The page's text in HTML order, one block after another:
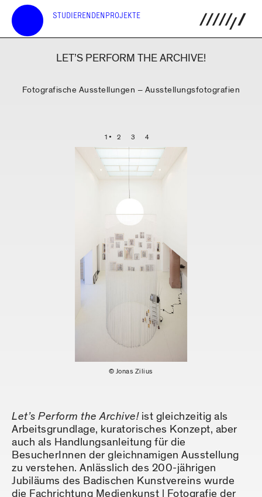
STUDIERENDENPROJEKTE
LET’S PERFORM THE ARCHIVE!
Fotografische Ausstellungen – Ausstellungsfotografien
1 2 3 4
© Jonas Zilius
Let’s Perform the Archive!ist gleichzeitig als
Arbeitsgrundlage, kuratorisches Konzept, aber
auch als Handlungsanleitung für die
BesucherInnen der gleichnamigen Ausstellung
zu verstehen. Anlässlich des 200-jährigen
Jubiläums des Badischen Kunstvereins wurde
die Fachrichtung Medienkunst | Fotografie der